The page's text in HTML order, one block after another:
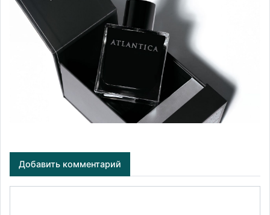
Добавить комментарий